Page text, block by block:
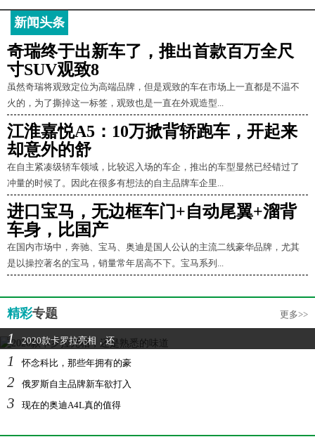
新闻头条
奇瑞终于出新车了，推出首款百万全尺
寸SUV观致8
虽然奇瑞将观致定位为高端品牌，但是观致的车在市场上一直都是不温不
火的，为了撕掉这一标签，观致也是一直在外观造型...
江淮嘉悦A5：10万掀背轿跑车，开起来
却意外的舒
在自主紧凑级轿车领域，比较迟入场的车企，推出的车型显然已经错过了
冲量的时候了。因此在很多有想法的自主品牌车企里...
进口宝马，无边框车门+自动尾翼+溜背
车身，比国产
在国内市场中，奔驰、宝马、奥迪是国人公认的主流二线豪华品牌，尤其
是以操控著名的宝马，销量常年居高不下。宝马系列...
精彩专题 更多>>
1 2020款卡罗拉亮相，还
1 怀念科比，那些年拥有的豪
2 俄罗斯自主品牌新车欲打入
3 现在的奥迪A4L真的值得